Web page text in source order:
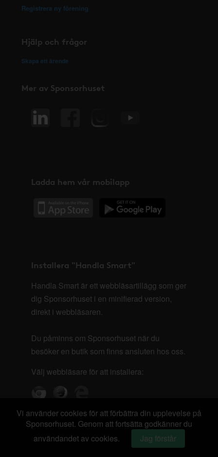
Registrera ny förening
Hjälp och frågor
Skapa ett ärende
Mer av Sponsorhuset
Ladda hem vår mobilapp
Installera "Handla Smart"
Handla Smart är ett webbläsartillägg som ger
dig Sponsorhuset i en minifierad version,
direkt i webbläsaren.
Du påminns om Sponsorhuset när du
besöker en butik som finns ansluten hos oss.
Välj webbläsare för att installera:
Vi använder cookies för att förbättra din upplevelse på
Sponsorhuset. Genom att fortsätta godkänner du
användandet av cookies.
Jag förstår